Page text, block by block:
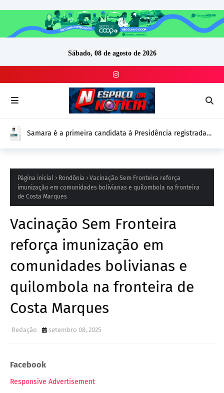
Sábado, 08 de agosto de 2026
Samara é a primeira candidata à Presidência registrada
Página inicial Rondônia
Vacinação Sem Fronteira reforça
imunização em comunidades bolivianas e quilombola na fronteira
de Costa Marques
Vacinação Sem Fronteira
reforça imunização em
comunidades bolivianas e
quilombola na fronteira de
Costa Marques
Redação setembro 08, 2025
Facebook
Responsive Advertisement